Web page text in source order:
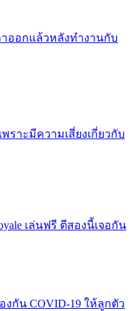
าออกแล้วหลังทำงานกับ
ราะมีความเสี่ยงเกี่ยวกับ
เล่นฟรี ตีสองนี้เจอกัน
กัน COVID-19 ให้ลูกตัว